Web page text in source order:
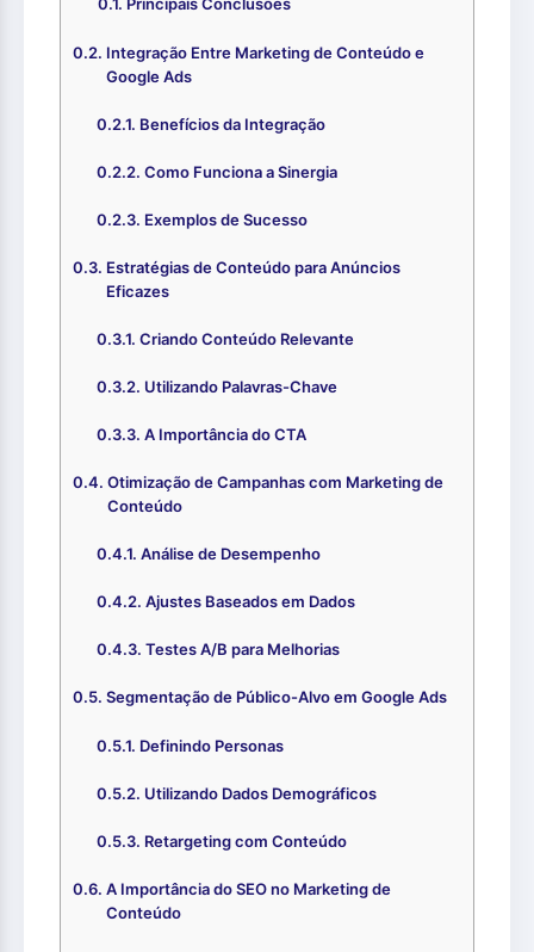
Integração Entre Marketing de Conteúdo e
Google Ads
Benefícios da Integração
Como Funciona a Sinergia
Exemplos de Sucesso
Estratégias de Conteúdo para Anúncios
Eficazes
Criando Conteúdo Relevante
Utilizando Palavras-Chave
A Importância do CTA
Otimização de Campanhas com Marketing de
Conteúdo
Análise de Desempenho
Ajustes Baseados em Dados
Testes A/B para Melhorias
Segmentação de Público-Alvo em Google Ads
Definindo Personas
Utilizando Dados Demográficos
Retargeting com Conteúdo
A Importância do SEO no Marketing de
Conteúdo